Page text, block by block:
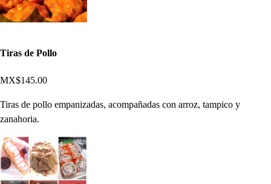
Tiras de Pollo
MX$145.00
Tiras de pollo empanizadas, acompañadas con arroz, tampico y
zanahoria.